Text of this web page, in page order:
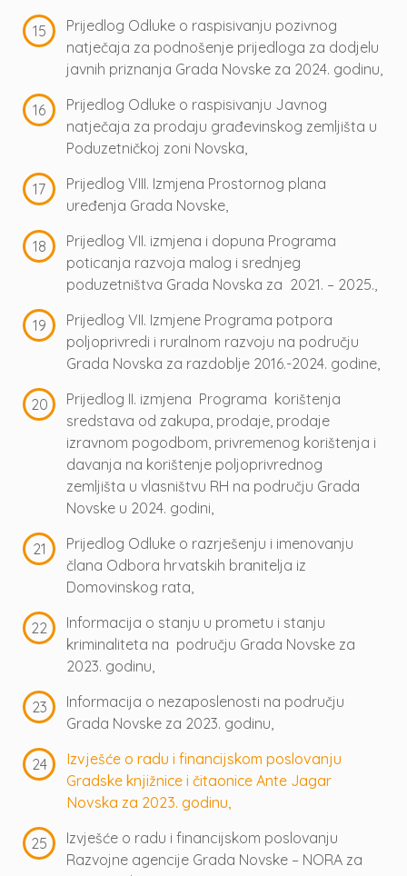
Prijedlog Odluke o raspisivanju pozivnog
natječaja za podnošenje prijedloga za dodjelu
javnih priznanja Grada Novske za 2024. godinu,
Prijedlog Odluke o raspisivanju Javnog
natječaja za prodaju građevinskog zemljišta u
Poduzetničkoj zoni Novska,
Prijedlog VIII. Izmjena Prostornog plana
uređenja Grada Novske,
Prijedlog VII. izmjena i dopuna Programa
poticanja razvoja malog i srednjeg
poduzetništva Grada Novska za 2021. – 2025.,
Prijedlog VII. Izmjene Programa potpora
poljoprivredi i ruralnom razvoju na području
Grada Novska za razdoblje 2016.-2024. godine,
Prijedlog II. izmjena Programa korištenja
sredstava od zakupa, prodaje, prodaje
izravnom pogodbom, privremenog korištenja i
davanja na korištenje poljoprivrednog
zemljišta u vlasništvu RH na području Grada
Novske u 2024. godini,
Prijedlog Odluke o razrješenju i imenovanju
člana Odbora hrvatskih branitelja iz
Domovinskog rata,
Informacija o stanju u prometu i stanju
kriminaliteta na području Grada Novske za
2023. godinu,
Informacija o nezaposlenosti na području
Grada Novske za 2023. godinu,
Izvješće o radu i financijskom poslovanju
Gradske knjižnice i čitaonice Ante Jagar
Novska za 2023. godinu,
Izvješće o radu i financijskom poslovanju
Razvojne agencije Grada Novske – NORA za